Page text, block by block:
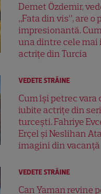
Demet Özdemir,
„Fata din vis”, are o
impresionantă.
una dintre cele mai
actrițe din Turcia
VEDETE STRĂINE
Cum își petrec vara
iubite actrițe din
turcești. Fahriye
Erçel și Neslihan
imagini din vacanță
VEDETE STRĂINE
Can Yaman revine